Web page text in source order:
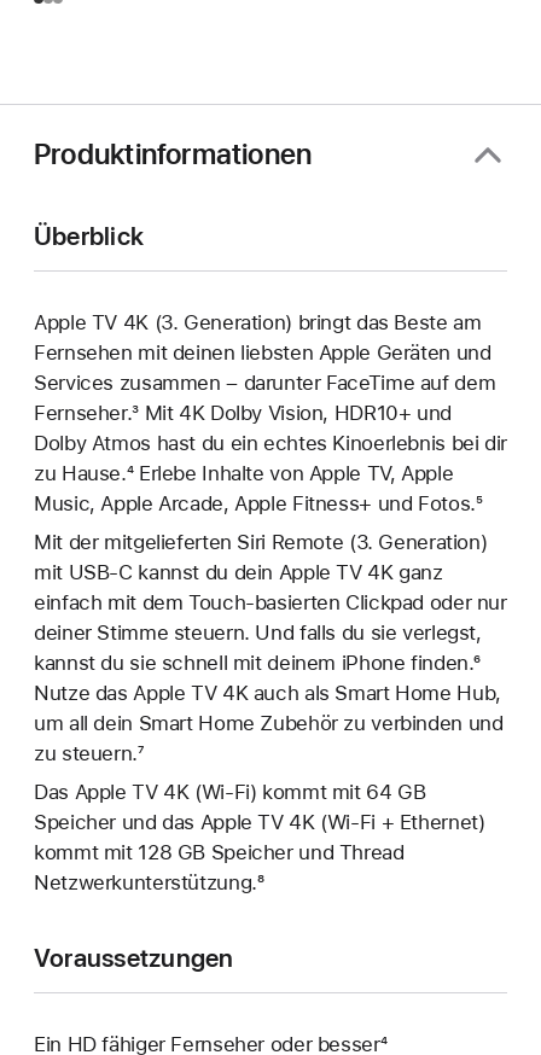
Produktinformationen
Überblick
Apple TV 4K (3. Generation) bringt das Beste am
Fernsehen mit deinen liebsten Apple Geräten und
Services zusammen – darunter FaceTime auf dem
Fernseher.
Fußnote
3Mit 4K Dolby Vision, HDR10+ und
Dolby Atmos hast du ein echtes Kinoerlebnis bei dir
zu Hause.
Fußnote
4Erlebe Inhalte von Apple TV, Apple
Music, Apple Arcade, Apple Fitness+ und Fotos.
Fußnote
5
Mit der mitgelieferten Siri Remote (3. Generation)
mit USB‑C kannst du dein Apple TV 4K ganz
einfach mit dem Touch-basierten Clickpad oder nur
deiner Stimme steuern. Und falls du sie verlegst,
kannst du sie schnell mit deinem iPhone finden.
Fußnote
6
Nutze das Apple TV 4K auch als Smart Home Hub,
um all dein Smart Home Zubehör zu verbinden und
zu steuern.
Fußnote
7
Das Apple TV 4K (Wi-Fi) kommt mit 64 GB
Speicher und das Apple TV 4K (Wi‑Fi + Ethernet)
kommt mit 128 GB Speicher und Thread
Netzwerkunterstützung.8
Voraussetzungen
Ein HD fähiger Fernseher oder besser4